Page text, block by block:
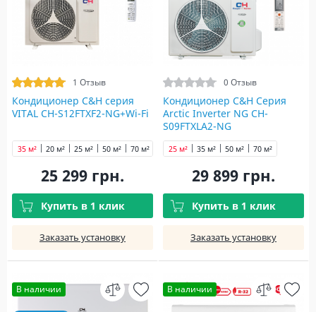
1 Отзыв
Кондиционер C&H cерия
VITAL CH-S12FTXF2-NG+Wi-Fi
20 м² 25 м²
35 м² 50 м² 70 м²
25 299 грн.
Купить в 1 клик
Заказать установку
0 Отзыв
Кондиционер C&H Серия
Arctic Inverter NG CH-
S09FTXLA2-NG
25 м² 35 м² 50 м² 70 м²
29 899 грн.
Купить в 1 клик
Заказать установку
В наличии В наличии